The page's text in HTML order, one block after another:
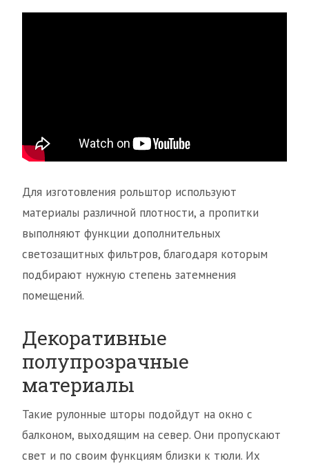
Для изготовления рольштор используют
материалы различной плотности, а пропитки
выполняют функции дополнительных
светозащитных фильтров, благодаря которым
подбирают нужную степень затемнения
помещений.
Декоративные
полупрозрачные
материалы
Такие рулонные шторы подойдут на окно с
балконом, выходящим на север. Они пропускают
свет и по своим функциям близки к тюли. Их